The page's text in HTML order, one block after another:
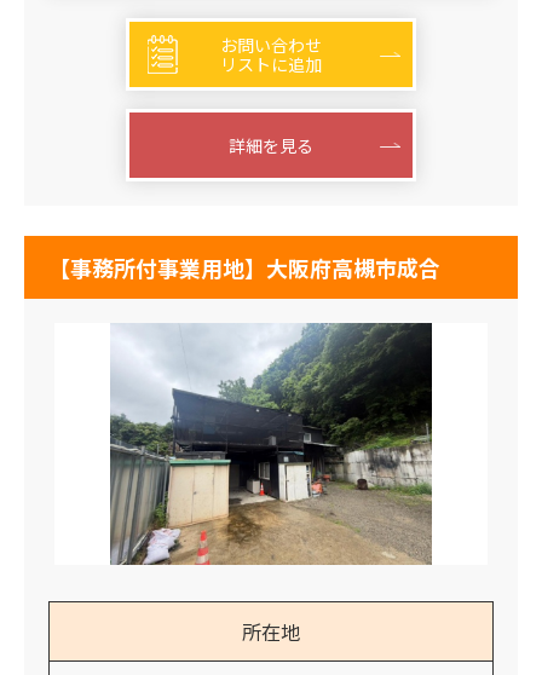
お問い合わせ
リストに追加
詳細を見る
【事務所付事業用地】大阪府高槻市成合
所在地